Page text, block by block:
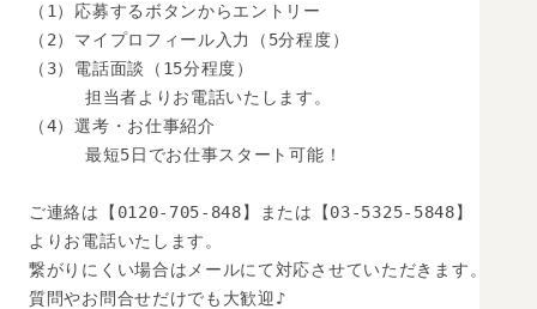
（1）応募するボタンからエントリー
（2）マイプロフィール入力（5分程度）
（3）電話面談（15分程度）
担当者よりお電話いたします。
（4）選考・お仕事紹介
最短5日でお仕事スタート可能！
ご連絡は【0120-705-848】または【03-5325-5848】
よりお電話いたします。
繋がりにくい場合はメールにて対応させていただきます。
質問やお問合せだけでも大歓迎♪